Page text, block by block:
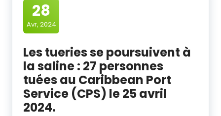
28
Avr, 2024
Les tueries se poursuivent à
la saline : 27 personnes
tuées au Caribbean Port
Service (CPS) le 25 avril
2024.